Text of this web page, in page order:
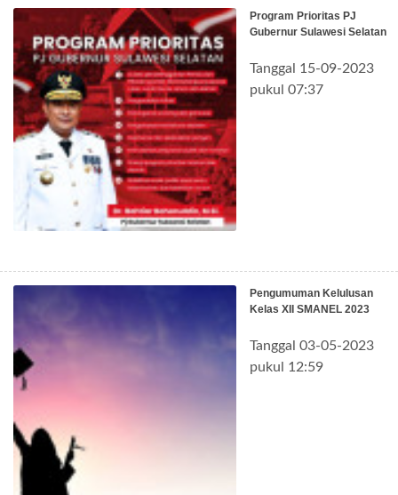
Program Prioritas PJ
Gubernur Sulawesi Selatan
Tanggal 15-09-2023
pukul 07:37
Pengumuman Kelulusan
Kelas XII SMANEL 2023
Tanggal 03-05-2023
pukul 12:59